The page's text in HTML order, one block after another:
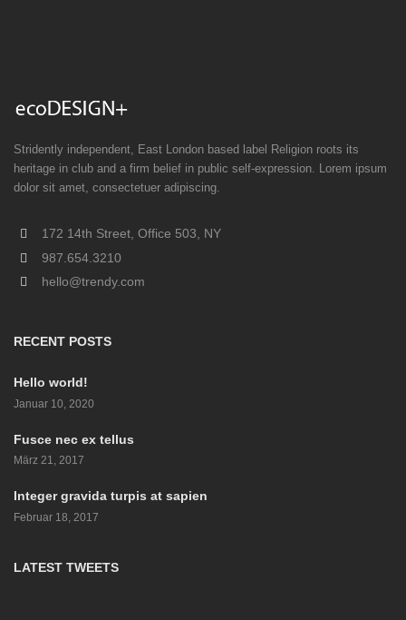
Stridently independent, East London based label Religion roots its
heritage in club and a firm belief in public self-expression. Lorem ipsum
dolor sit amet, consectetuer adipiscing.
172 14th Street, Office 503, NY
987.654.3210
hello@trendy.com
RECENT POSTS
Hello world!
Januar 10, 2020
Fusce nec ex tellus
März 21, 2017
Integer gravida turpis at sapien
Februar 18, 2017
LATEST TWEETS